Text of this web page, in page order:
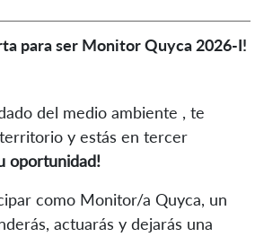
para ser Monitor Quyca 2026-I!
del medio ambiente , te
y estás en tercer
oportunidad!
como Monitor/a Quyca, un
actuarás y dejarás una